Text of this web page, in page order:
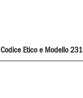
Codice Etico e Modello 231